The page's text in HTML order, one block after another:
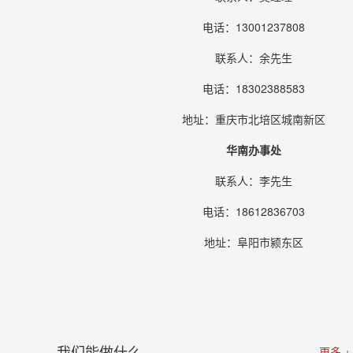
电话：13001237808
联系人：余先生
电话：18302388583
地址：重庆市北培区城南新区
华南办事处
联系人：李先生
电话：18612836703
地址：阜阳市颍东区